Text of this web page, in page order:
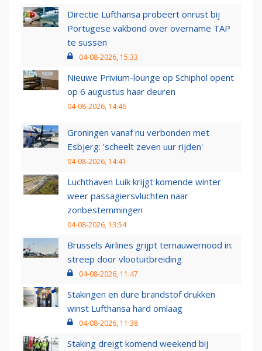
Directie Lufthansa probeert onrust bij
Portugese vakbond over overname TAP
te sussen
04-08-2026, 15:33
Nieuwe Privium-lounge op Schiphol opent
op 6 augustus haar deuren
04-08-2026, 14:46
Groningen vanaf nu verbonden met
Esbjerg: 'scheelt zeven uur rijden'
04-08-2026, 14:41
Luchthaven Luik krijgt komende winter
weer passagiersvluchten naar
zonbestemmingen
04-08-2026, 13:54
Brussels Airlines grijpt ternauwernood in:
streep door vlootuitbreiding
04-08-2026, 11:47
Stakingen en dure brandstof drukken
winst Lufthansa hard omlaag
04-08-2026, 11:38
Staking dreigt komend weekend bij